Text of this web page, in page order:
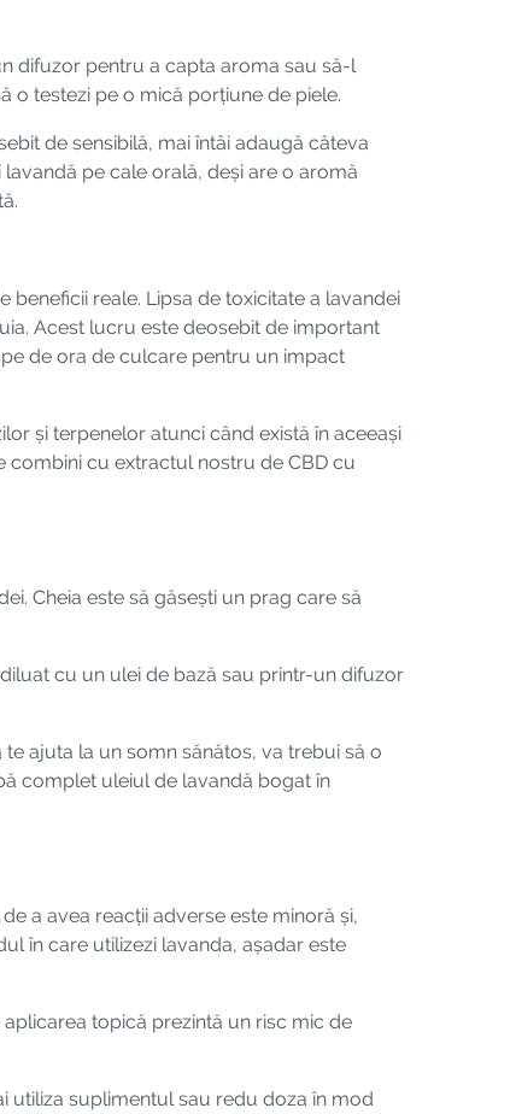
difuzor pentru a capta aroma sau să-l
o testezi pe o mică porțiune de piele.
de sensibilă, mai întâi adaugă câteva
pe cale orală, deși are o aromă
reale. Lipsa de toxicitate a lavandei
Acest lucru este deosebit de important
de ora de culcare pentru un impact
și terpenelor atunci când există în aceeași
combini cu extractul nostru de CBD cu
Cheia este să găsești un prag care să
cu un ulei de bază sau printr-un difuzor
ajuta la un somn sănătos, va trebui să o
complet uleiul de lavandă bogat în
a avea reacții adverse este minoră și,
în care utilizezi lavanda, așadar este
topică prezintă un risc mic de
utiliza suplimentul sau redu doza în mod